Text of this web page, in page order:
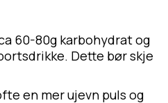
60-80g karbohydrat og
Dette bør skje
en mer ujevn puls og